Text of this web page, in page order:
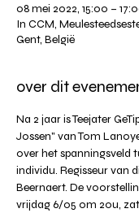
08 mei 2022, 15:00 –
In CCM,
Gent, België
over dit
Na 2 jaar is Teejater
Jossen" van Tom
over het spanningsveld
individu. Regisseur van
Beernaert. De
vrijdag 6/05 om 20u,